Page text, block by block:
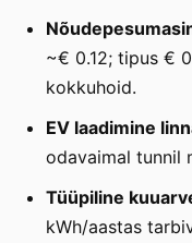
~€ 0.12; tipus €
kokkuhoid.
EV laadimine
odavaimal tunnil
Tüüpiline
kWh/aastas